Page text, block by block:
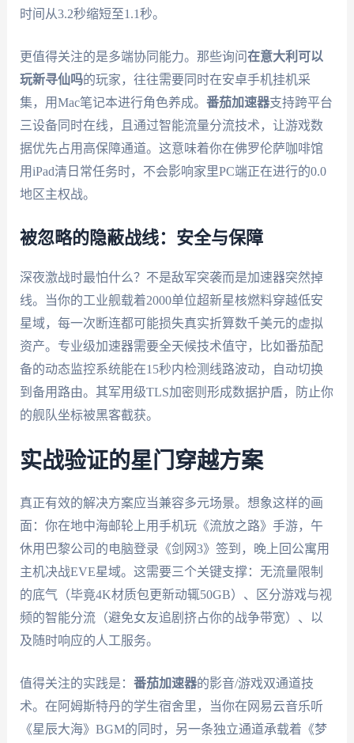
时间从3.2秒缩短至1.1秒。
更值得关注的是多端协同能力。那些询问 在意大利可以
玩新寻仙吗的玩家，往往需要同时在安卓手机挂机采
集，用Mac笔记本进行角色养成。 番茄加速器支持跨平台
三设备同时在线，且通过智能流量分流技术，让游戏数
据优先占用高保障通道。这意味着你在佛罗伦萨咖啡馆
用iPad清日常任务时，不会影响家里PC端正在进行的0.0
地区主权战。
被忽略的隐蔽战线：安全与保障
深夜激战时最怕什么？不是敌军突袭而是加速器突然掉
线。当你的工业舰载着2000单位超新星核燃料穿越低安
星域，每一次断连都可能损失真实折算数千美元的虚拟
资产。专业级加速器需要全天候技术值守，比如番茄配
备的动态监控系统能在15秒内检测线路波动，自动切换
到备用路由。其军用级TLS加密则形成数据护盾，防止你
的舰队坐标被黑客截获。
实战验证的星门穿越方案
真正有效的解决方案应当兼容多元场景。想象这样的画
面：你在地中海邮轮上用手机玩《流放之路》手游，午
休用巴黎公司的电脑登录《剑网3》签到，晚上回公寓用
主机决战EVE星域。这需要三个关键支撑：无流量限制
的底气（毕竟4K材质包更新动辄50GB）、区分游戏与视
频的智能分流（避免女友追剧挤占你的战争带宽）、以
及随时响应的人工服务。
值得关注的实践是： 番茄加速器的影音/游戏双通道技
术。在阿姆斯特丹的学生宿舍里，当你在网易云音乐听
《星辰大海》BGM的同时，另一条独立通道承载着《梦